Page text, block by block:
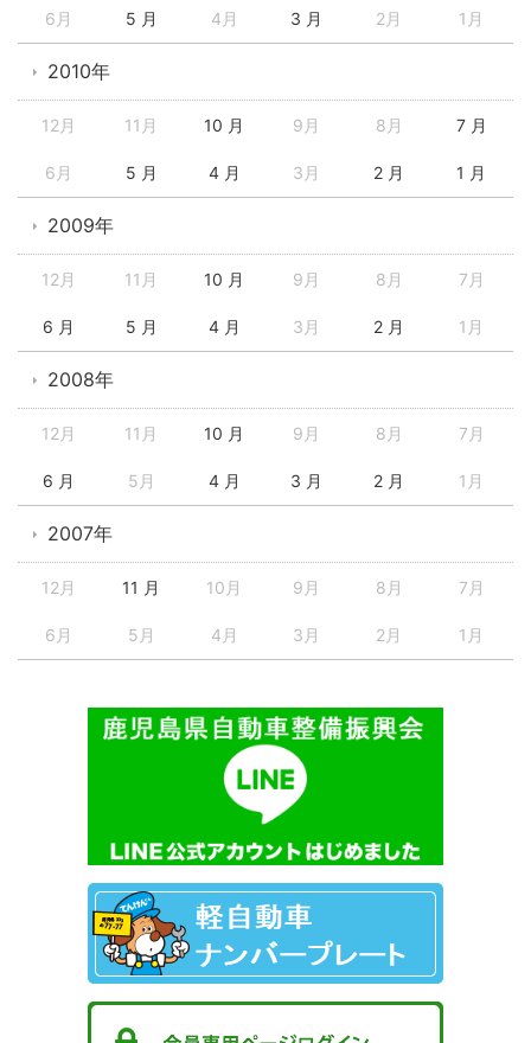
6月 5 月 4月 3 月 2月 1月
2010年
12月 11月 10 月 9月 8月 7 月
6月 5 月 4 月 3月 2 月 1 月
2009年
12月 11月 10 月 9月 8月 7月
6 月 5 月 4 月 3月 2 月 1月
2008年
12月 11月 10 月 9月 8月 7月
6 月 5月 4 月 3 月 2 月 1月
2007年
12月 11 月 10月 9月 8月 7月
6月 5月 4月 3月 2月 1月